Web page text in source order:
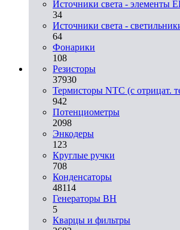
Источники света - элементы
34
Источники света -
64
Фонарики
108
Резисторы
37930
Термисторы NTC (с отрицат.
942
Потенциометры
2098
Энкодеры
123
Круглые ручки
708
Конденсаторы
48114
Генераторы ВН
5
Кварцы и фильтры